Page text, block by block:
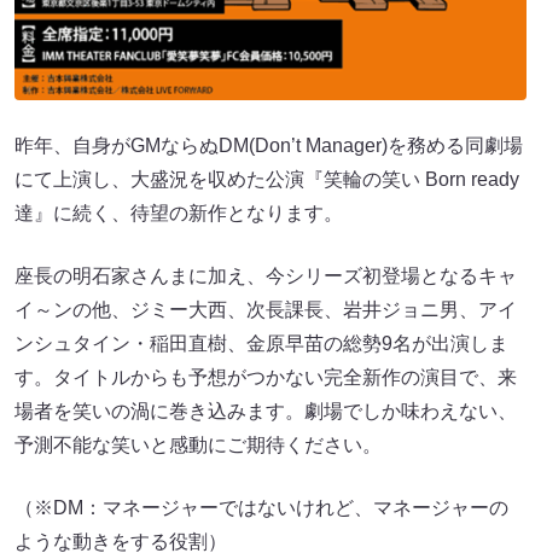
昨年、自身がGMならぬDM(Don’t Manager)を務める同劇場
にて上演し、大盛況を収めた公演『笑輪の笑い Born ready
達』に続く、待望の新作となります。
座長の明石家さんまに加え、今シリーズ初登場となるキャ
イ～ンの他、ジミー大西、次長課長、岩井ジョニ男、アイ
ンシュタイン・稲田直樹、金原早苗の総勢9名が出演しま
す。タイトルからも予想がつかない完全新作の演目で、来
場者を笑いの渦に巻き込みます。劇場でしか味わえない、
予測不能な笑いと感動にご期待ください。
（※DM：マネージャーではないけれど、マネージャーの
ような動きをする役割）